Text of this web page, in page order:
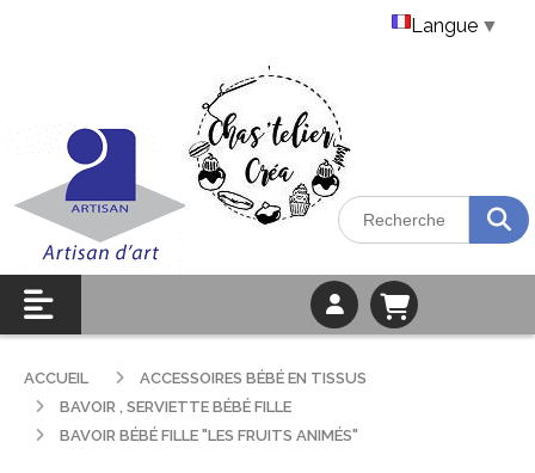
ACCUEIL
ACCESSOIRES BÉBÉ EN TISSUS
BAVOIR , SERVIETTE BÉBÉ FILLE
BAVOIR BÉBÉ FILLE "LES FRUITS ANIMÉS"
Langue ▼